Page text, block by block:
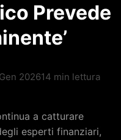
Prevede
202614 min lettura
a catturare
esperti finanziari,